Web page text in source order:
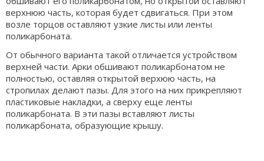
верхнюю часть, которая будет сдвигаться. При этом
возле торцов оставляют узкие листы или ленты
поликарбоната.
От обычного варианта такой отличается устройством
верхней части. Арки обшивают поликарбонатом не
полностью, оставляя открытой верхюю часть, на
стропилах делают пазы. Для этого на них прикрепляют
пластиковые накладки, а сверху еще ленты
поликарбоната. В эти пазы вставляют листы
поликарбоната, образующие крышу.